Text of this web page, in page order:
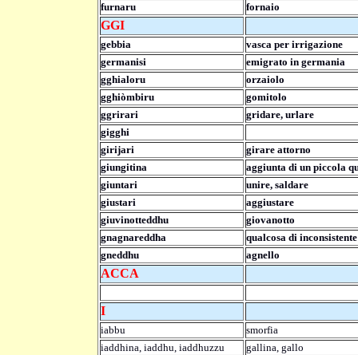
furnaru
fornaio
GGI
gebbia
vasca per irrigazione
germanisi
emigrato in germania
gghialoru
orzaiolo
gghiòmbiru
gomitolo
ggrirari
gridare, urlare
gigghi
girijari
girare attorno
giungitina
aggiunta di un piccola
giuntari
unire, saldare
giustari
aggiustare
giuvinotteddhu
giovanotto
gnagnareddha
qualcosa di inconsistente
gneddhu
agnello
ACCA
I
iabbu
smorfia
iaddhina, iaddhu, iaddhuzzu
gallina, gallo